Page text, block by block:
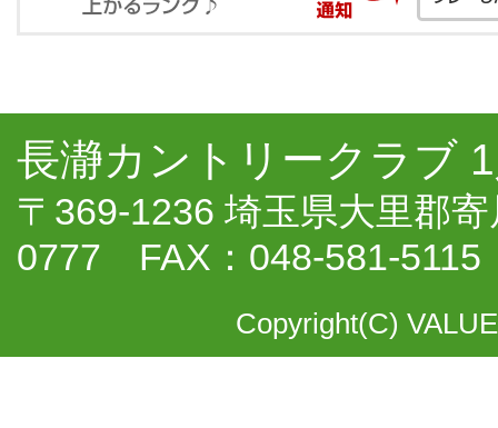
長瀞カントリークラブ
〒369-1236 埼玉県大里郡
0777 FAX：048-581-5115
Copyright(C)